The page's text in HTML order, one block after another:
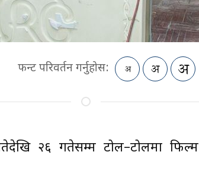
फन्ट परिवर्तन गर्नुहोस:
२६ गतेसम्म टोल–टोलमा फिल्म